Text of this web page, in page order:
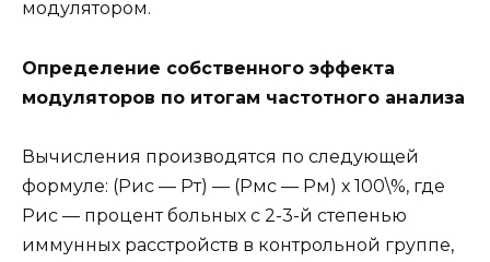
модулятором.
Определение собственного эффекта
модуляторов по итогам частотного анализа
Вычисления производятся по следующей
формуле: (Рис — Рт) — (Рмс — Рм) х 100\%, где
Рис — процент больных с 2-3-й степенью
иммунных расстройств в контрольной группе,